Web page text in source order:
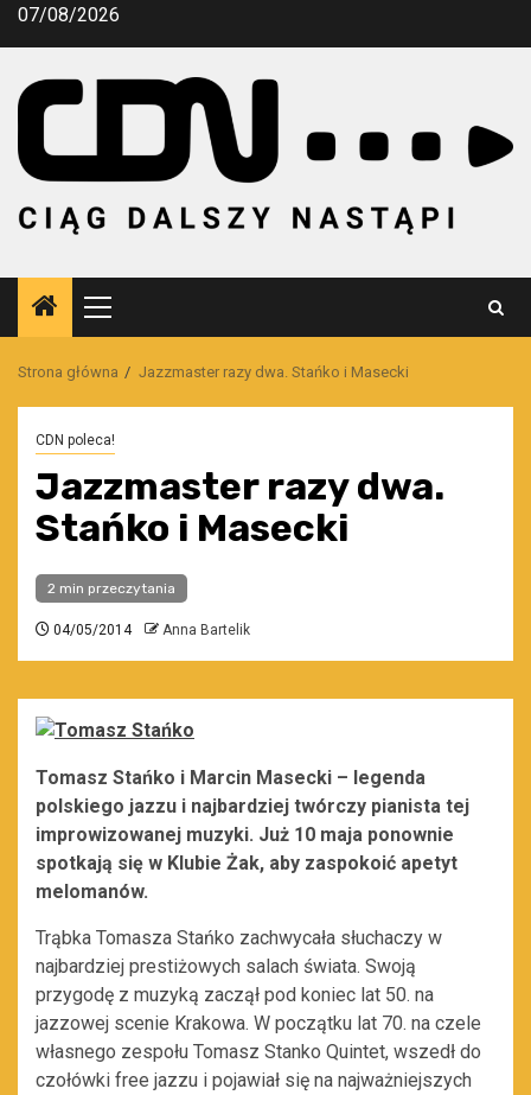
Przejdź
07/08/2026
Menu
główne
Strona główna Jazzmaster razy dwa. Stańko i Masecki
CDN poleca!
Jazzmaster razy dwa.
Stańko i Masecki
2 min przeczytania
04/05/2014 Anna Bartelik
Tomasz Stańko i Marcin Masecki – legenda
polskiego jazzu i najbardziej twórczy pianista tej
improwizowanej muzyki. Już 10 maja ponownie
spotkają się w Klubie Żak, aby zaspokoić apetyt
melomanów.
Trąbka Tomasza Stańko zachwycała słuchaczy w
najbardziej prestiżowych salach świata. Swoją
przygodę z muzyką zaczął pod koniec lat 50. na
jazzowej scenie Krakowa. W początku lat 70. na czele
własnego zespołu Tomasz Stanko Quintet, wszedł do
czołówki free jazzu i pojawiał się na najważniejszych